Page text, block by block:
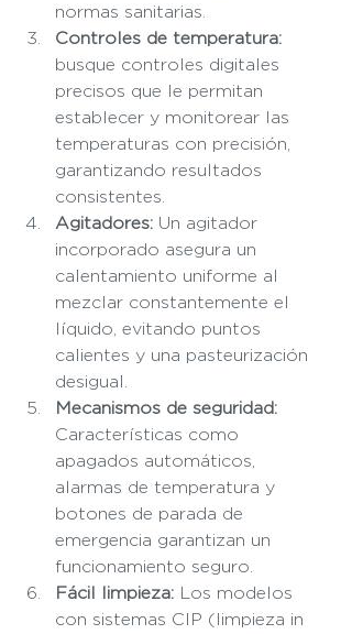
normas sanitarias.
Controles de temperatura:
busque controles digitales
precisos que le permitan
establecer y monitorear las
temperaturas con precisión,
garantizando resultados
consistentes.
Agitadores: Un agitador
incorporado asegura un
calentamiento uniforme al
mezclar constantemente el
líquido, evitando puntos
calientes y una pasteurización
desigual.
Mecanismos de seguridad:
Características como
apagados automáticos,
alarmas de temperatura y
botones de parada de
emergencia garantizan un
funcionamiento seguro.
Fácil limpieza: Los modelos
con sistemas CIP (limpieza in